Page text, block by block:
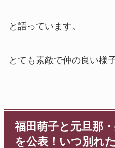
と語っています。
とても素敵で仲の良い様
福田萌子と元旦那
を公表！いつ別れ